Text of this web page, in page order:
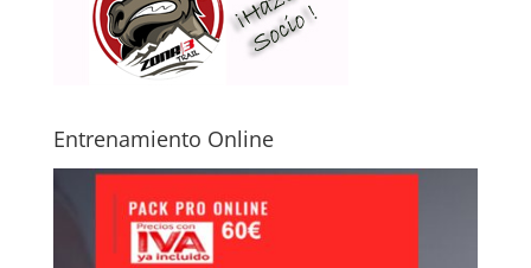
Entrenamiento Online